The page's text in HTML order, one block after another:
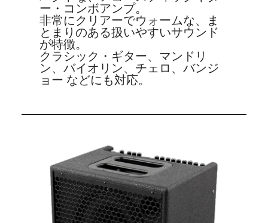
ー・コンボアンプ。
非常にクリアーでウォームな、ま
とまりのある扱いやすいサウンド
が特徴。
クラシック・ギター、マンドリ
ン、バイオリン、チェロ、バンジ
ョー などにも対応。